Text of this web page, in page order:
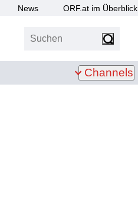
News ORF.at im Überblick
Suchen
Channels